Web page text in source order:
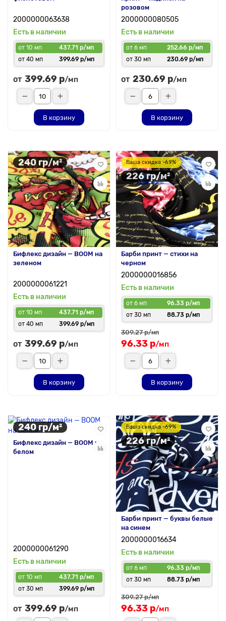
2000000063638
Есть в наличии
от 10 мп
437.71 р/мп
от 40 мп
399.69 р/мп
от 399.69 р/мп
В корзину
розовом
2000000080505
Есть в наличии
от 6 мп
252.66 р/мп
от 30 мп
230.69 р/мп
от 230.69 р/мп
В корзину
240 гр/м²
Бифлекс дизайн — BOOM на
зеленом
2000000061221
Есть в наличии
от 10 мп
437.71 р/мп
от 40 мп
399.69 р/мп
от 399.69 р/мп
В корзину
Ваша скидка -69%
226 гр/м²
Барби принт — стихи на
черном
2000000016856
Есть в наличии
от 6 мп
96.33 р/мп
от 30 мп
88.73 р/мп
309.27 р/мп
96.33 р/мп
В корзину
240 гр/м²
Бифлекс дизайн — BOOM на
белом
2000000061290
Есть в наличии
от 10 мп
437.71 р/мп
от 30 мп
399.69 р/мп
от 399.69 р/мп
Ваша скидка -69%
226 гр/м²
Барби принт — буквы белые
на синем
2000000016634
Есть в наличии
от 6 мп
96.33 р/мп
от 30 мп
88.73 р/мп
309.27 р/мп
96.33 р/мп